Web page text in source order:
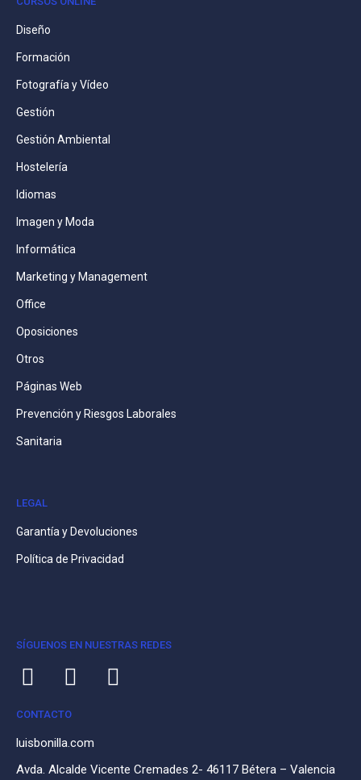
Diseño
Formación
Fotografía y Vídeo
Gestión
Gestión Ambiental
Hostelería
Idiomas
Imagen y Moda
Informática
Marketing y Management
Office
Oposiciones
Otros
Páginas Web
Prevención y Riesgos Laborales
Sanitaria
LEGAL
Garantía y Devoluciones
Política de Privacidad
SÍGUENOS EN NUESTRAS REDES
CONTACTO
luisbonilla.com
Avda. Alcalde Vicente Cremades 2- 46117 Bétera – Valencia